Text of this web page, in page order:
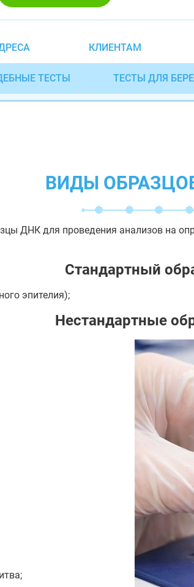
КЛИЕНТАМ
ТЕСТЫ ТЕСТЫ ДЛЯ
ВИДЫ
ДНК для проведения анализов на
Стандартный
эпителия);
Нестандартные